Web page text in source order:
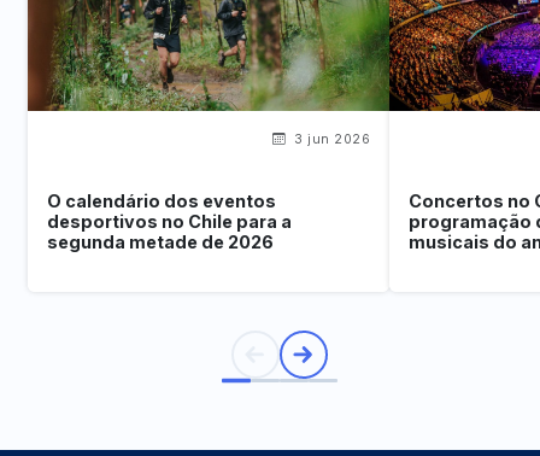
3 jun 2026
O calendário dos eventos
desportivos no Chile para a
segunda metade de 2026
Concertos no
programação
musicais do